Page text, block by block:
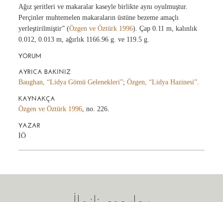
Ağız şeritleri ve makaralar kaseyle birlikte aynı oyulmuştur.
Perçinler muhtemelen makaraların üstüne bezeme amaçlı
yerleştirilmiştir” (Özgen ve Öztürk 1996). Çap 0.11 m, kalınlık
0.012, 0.013 m, ağırlık 1166.96 g. ve 119.5 g.
YORUM
AYRICA BAKINIZ
Baughan, “Lidya Gömü Gelenekleri”;Özgen, “Lidya Hazinesi”
KAYNAKÇA
Özgen ve Öztürk 1996 , no. 226.
YAZAR
İÖ